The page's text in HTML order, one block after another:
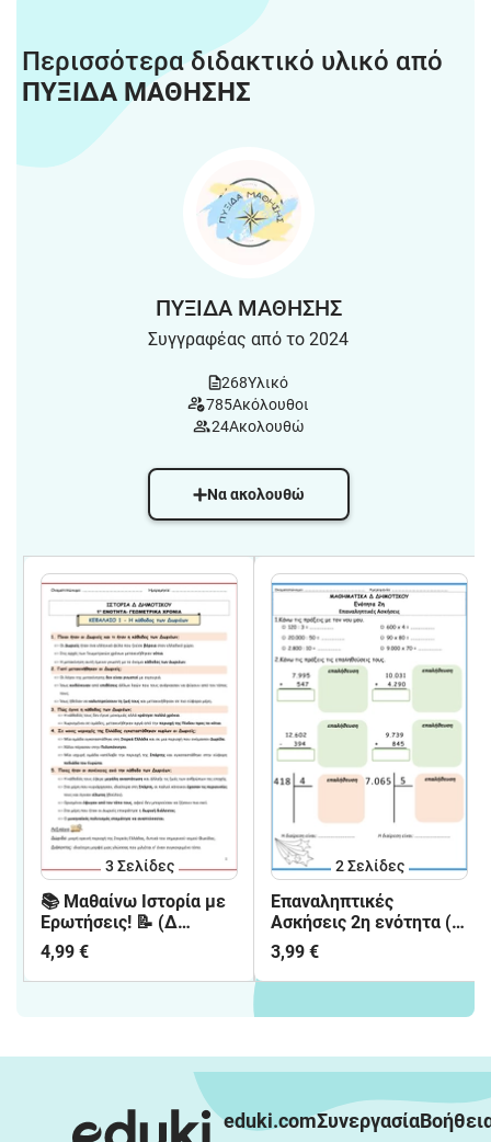
Περισσότερα διδακτικό υλικό από
ΠΥΞΙΔΑ ΜΑΘΗΣΗΣ
ΠΥΞΙΔΑ ΜΑΘΗΣΗΣ
Συγγραφέας από το 2024
268Υλικό
785Ακόλουθοι
24Ακολουθώ
Να ακολουθώ
3 Σελίδες
📚 Μαθαίνω Ιστορία με
Ερωτήσεις! 📝 (Δ
ΔΗΜΟΤΙΚΟΥ) Α ΜΕΡΟΣ
4,99 €
2Σελίδες
Επαναληπτικές
Ασκήσεις 2η ενότητα (Δ
ΤΑΞΗ ΜΑΘΗΜΑΤΙΚΑ)
3,99 €
eduki.comΣυνεργασία